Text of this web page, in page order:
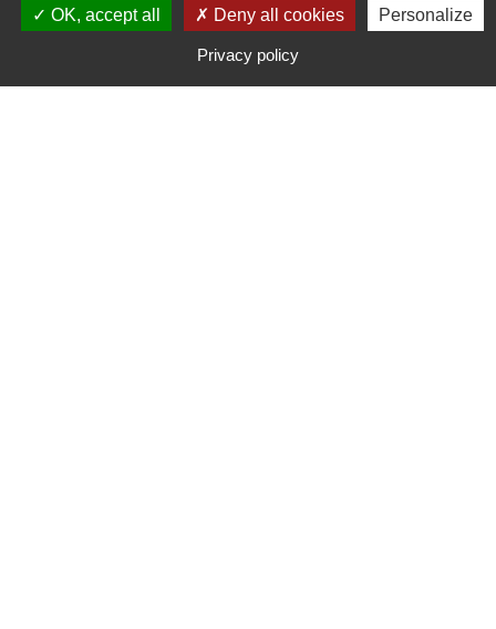
S'INSCRIRE À UNE FORMATION
OK, accept all
Deny all cookies Personalize
Privacy policy